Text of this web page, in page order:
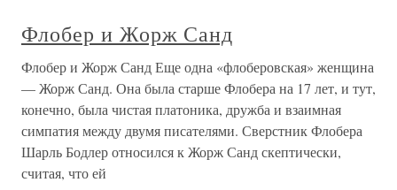
Флобер и Жорж Санд
Флобер и Жорж Санд Еще одна «флоберовская» женщина
— Жорж Санд. Она была старше Флобера на 17 лет, и тут,
конечно, была чистая платоника, дружба и взаимная
симпатия между двумя писателями. Сверстник Флобера
Шарль Бодлер относился к Жорж Санд скептически,
считая, что ей